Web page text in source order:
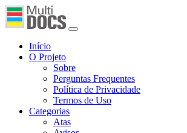
Início
O Projeto
Sobre
Perguntas Frequentes
Política de Privacidade
Termos de Uso
Categorias
Atas